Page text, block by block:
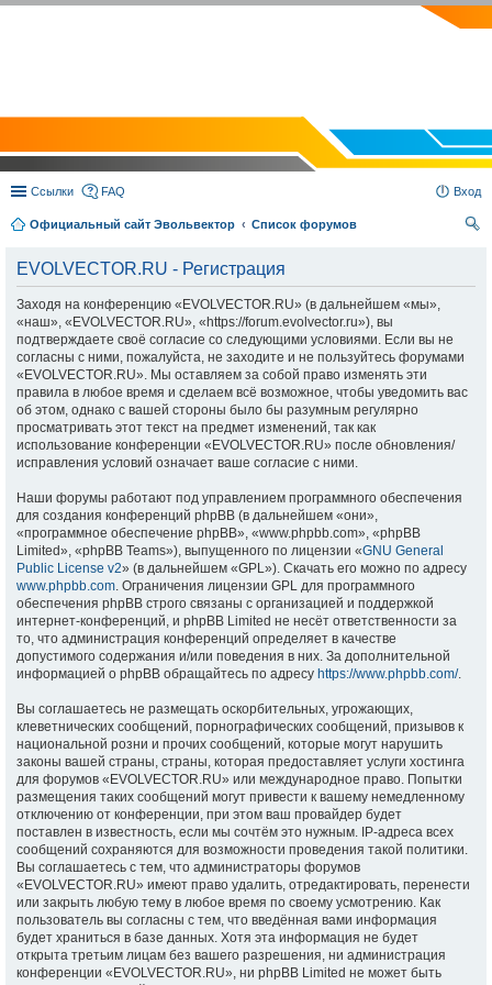
Ссылки FAQ Вход
Официальный сайт Эвольвектор
Список форумов
EVOLVECTOR.RU - Регистрация
Заходя на конференцию «EVOLVECTOR.RU» (в дальнейшем «мы»,
«наш», «EVOLVECTOR.RU», «https://forum.evolvector.ru»), вы
подтверждаете своё согласие со следующими условиями. Если вы не
согласны с ними, пожалуйста, не заходите и не пользуйтесь форумами
«EVOLVECTOR.RU». Мы оставляем за собой право изменять эти
правила в любое время и сделаем всё возможное, чтобы уведомить вас
об этом, однако с вашей стороны было бы разумным регулярно
просматривать этот текст на предмет изменений, так как
использование конференции «EVOLVECTOR.RU» после обновления/
исправления условий означает ваше согласие с ними.
Наши форумы работают под управлением программного обеспечения
для создания конференций phpBB (в дальнейшем «они»,
«программное обеспечение phpBB», «www.phpbb.com», «phpBB
Limited», «phpBB Teams»), выпущенного по лицензии «GNU General
Public License v2» (в дальнейшем «GPL»). Скачать его можно по адресу
www.phpbb.com. Ограничения лицензии GPL для программного
обеспечения phpBB строго связаны с организацией и поддержкой
интернет-конференций, и phpBB Limited не несёт ответственности за
то, что администрация конференций определяет в качестве
допустимого содержания и/или поведения в них. За дополнительной
информацией о phpBB обращайтесь по адресу https://www.phpbb.com/.
Вы соглашаетесь не размещать оскорбительных, угрожающих,
клеветнических сообщений, порнографических сообщений, призывов к
национальной розни и прочих сообщений, которые могут нарушить
законы вашей страны, страны, которая предоставляет услуги хостинга
для форумов «EVOLVECTOR.RU» или международное право. Попытки
размещения таких сообщений могут привести к вашему немедленному
отключению от конференции, при этом ваш провайдер будет
поставлен в известность, если мы сочтём это нужным. IP-адреса всех
сообщений сохраняются для возможности проведения такой политики.
Вы соглашаетесь с тем, что администраторы форумов
«EVOLVECTOR.RU» имеют право удалить, отредактировать, перенести
или закрыть любую тему в любое время по своему усмотрению. Как
пользователь вы согласны с тем, что введённая вами информация
будет храниться в базе данных. Хотя эта информация не будет
открыта третьим лицам без вашего разрешения, ни администрация
конференции «EVOLVECTOR.RU», ни phpBB Limited не может быть